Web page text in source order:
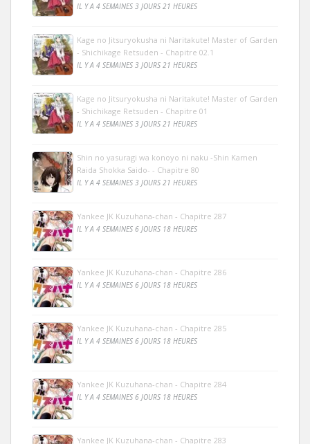
IL Y A 4 SEMAINES 3 JOURS 21 HEURES
Kage no Jitsuryokusha ni Naritakute! Master of Garden
- Shichikage Retsuden - Chapitre 02.1
IL Y A 4 SEMAINES 3 JOURS 21 HEURES
Kage no Jitsuryokusha ni Naritakute! Master of Garden
- Shichikage Retsuden - Chapitre 01
IL Y A 4 SEMAINES 3 JOURS 21 HEURES
Shin no yasuragi wa konoyo ni naku -Shin Kamen
Raida Shokka Saido- - Chapitre 80
IL Y A 4 SEMAINES 3 JOURS 21 HEURES
Yankee JK Kuzuhana-chan - Chapitre 287
IL Y A 4 SEMAINES 6 JOURS 18 HEURES
Yankee JK Kuzuhana-chan - Chapitre 286
IL Y A 4 SEMAINES 6 JOURS 18 HEURES
Yankee JK Kuzuhana-chan - Chapitre 285
IL Y A 4 SEMAINES 6 JOURS 18 HEURES
Yankee JK Kuzuhana-chan - Chapitre 284
IL Y A 4 SEMAINES 6 JOURS 18 HEURES
Yankee JK Kuzuhana-chan - Chapitre 283